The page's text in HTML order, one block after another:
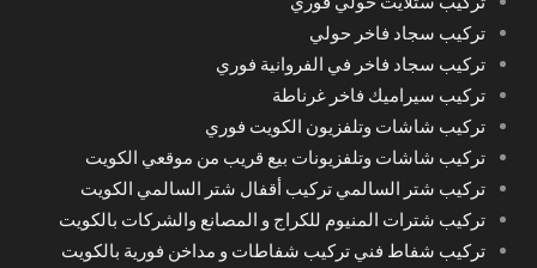
تركيب سجاد فاخر حولي
تركيب سجاد فاخر في الفروانية فوري
تركيب سيراميك فاخر غرناطة
تركيب شاشات وتلفزيون الكويت فوري
تركيب شاشات وتلفزيونات بيع قريب من موقعي الكويت
تركيب شتر السالمي تركيب أقفال شتر السالمي الكويت
تركيب شترات المنيوم للكراج و المصانع والشركات بالكويت
تركيب شفاط فني تركيب شفاطات و مداخن فورية بالكويت